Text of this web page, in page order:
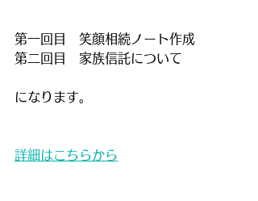
第一回目　笑顔相続ノート作成
第二回目　家族信託について
になります。
詳細はこちらから